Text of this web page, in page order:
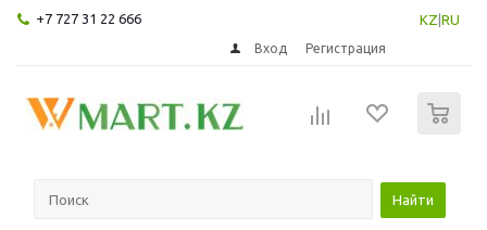
+7 727 31 22 666 KZ RU
Вход Регистрация
Найти